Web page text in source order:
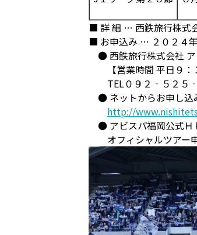
■ 詳 細 … 西鉄旅行株式
■ お申込み … ２０２４
● 西鉄旅行株式会社 ア
【営業時間 平日９：
TEL０９２‐５２５‐
● ネットからお申し込
http://
● アビスパ福岡公式Ｈ
オフィシャルツアー